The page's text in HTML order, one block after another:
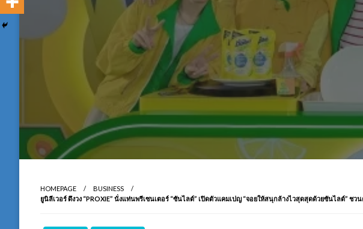
HOMEPAGE
BUSINESS
ยูนิลีเวอร์ ดึงวง “PROXIE” นั่งแท่นพรีเซนเตอร์ “ซันไลต์” เปิดตัวแคมเปญ “จอยให้สนุกล้างไวสุดสุดด้วยซันไลต์” ชว